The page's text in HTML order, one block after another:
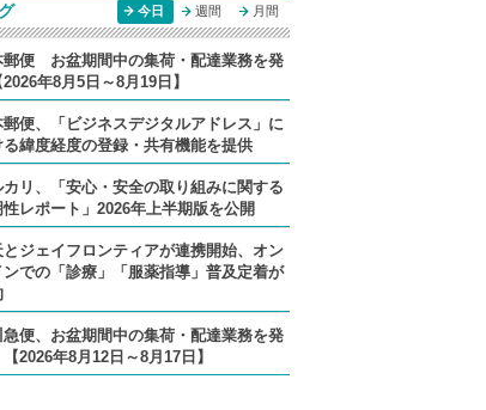
今日 週間 月間
郵便 お盆期間中の集荷・配達業務を発
年8月5日～8月19日】
郵便、「ビジネスデジタルアドレス」に
る緯度経度の登録・共有機能を提供
カリ、「安心・安全の取り組みに関する
性レポート」2026年上半期版を公開
とジェイフロンティアが連携開始、オン
ンでの「診療」「服薬指導」普及定着が
急便、お盆期間中の集荷・配達業務を発
2026年8月12日～8月17日】